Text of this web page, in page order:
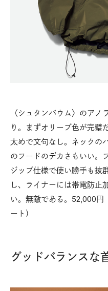
〈シュタンバウム〉のア
り。まずオリーブ色が完璧
太めで文句なし。ネックの
のフードのデカさもいい。
ジップ仕様で使い勝手も抜
し、ライナーには帯電防止
い。無敵である。52,000円
ート）
グッドバランスな